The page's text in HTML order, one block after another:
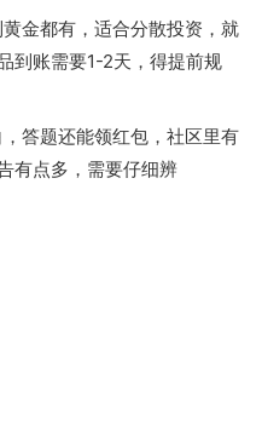
金都有，适合分散投资，就
到账需要1-2天，得提前规
答题还能领红包，社区里有
有点多，需要仔细辨